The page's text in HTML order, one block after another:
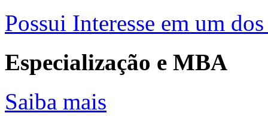
Possui Interesse em um
Especialização e MBA
Saiba mais